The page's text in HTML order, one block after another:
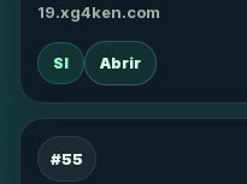
19.xg4ken.com
SI Abrir
#55